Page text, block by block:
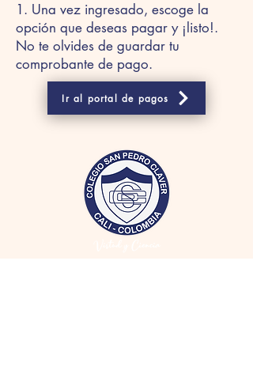
1. Una vez ingresado, escoge la
opción que deseas pagar y ¡listo!.
No te olvides de guardar tu
comprobante de pago.
Ir al portal de pagos